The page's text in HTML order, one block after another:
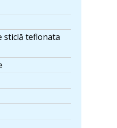
sticlă teflonata